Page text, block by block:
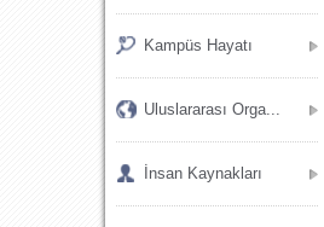
Kampüs Hayatı
Uluslararası Orga...
İnsan Kaynakları